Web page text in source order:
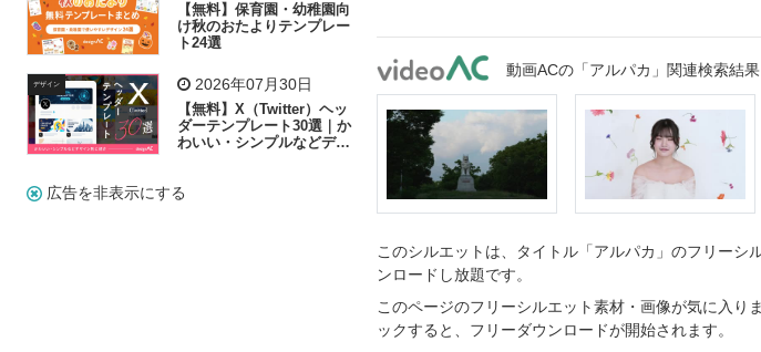
【無料】保育園・幼稚園向
け秋のおたよりテンプレー
ト24選
デザイン 2026年07月30日
【無料】X（Twitter）ヘッ
ダーテンプレート30選｜か
わいい・シンプルなどデザ
広告を非表示にする
動画ACの「アルパカ」関連検索結果
このシルエットは、タイトル「アルパカ」のフリーシ
ンロードし放題です。
このページのフリーシルエット素材・画像が気に入り
ックすると、フリーダウンロードが開始されます。